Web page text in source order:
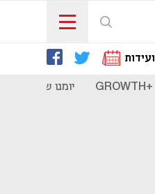
ועידות
+GROWTH יומנו של